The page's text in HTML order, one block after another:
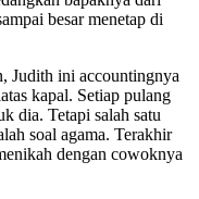
besar menetap di
Judith ini accountingnya
kapal. Setiap pulang
dia. Tetapi salah satu
soal agama. Terakhir
dengan cowoknya